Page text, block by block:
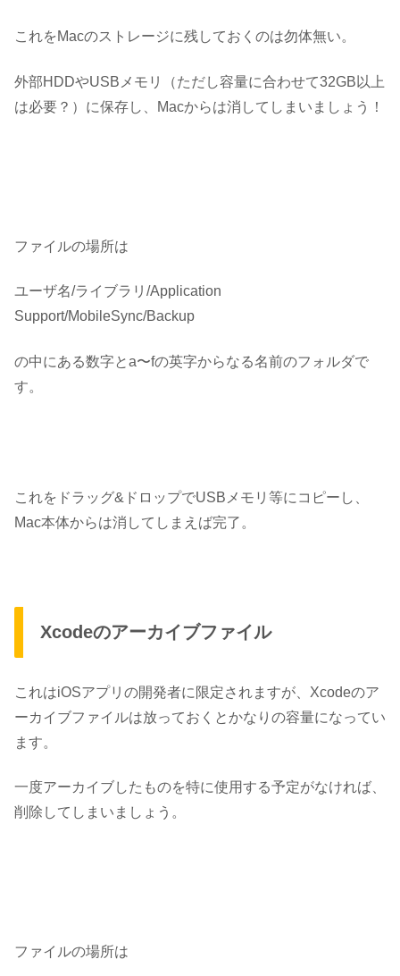
これをMacのストレージに残しておくのは勿体無い。
外部HDDやUSBメモリ（ただし容量に合わせて32GB以上
は必要？）に保存し、Macからは消してしまいましょう！
ファイルの場所は
ユーザ名/ライブラリ/Application
Support/MobileSync/Backup
の中にある数字とa〜fの英字からなる名前のフォルダで
す。
これをドラッグ&ドロップでUSBメモリ等にコピーし、
Mac本体からは消してしまえば完了。
Xcodeのアーカイブファイル
これはiOSアプリの開発者に限定されますが、Xcodeのア
ーカイブファイルは放っておくとかなりの容量になってい
ます。
一度アーカイブしたものを特に使用する予定がなければ、
削除してしまいましょう。
ファイルの場所は